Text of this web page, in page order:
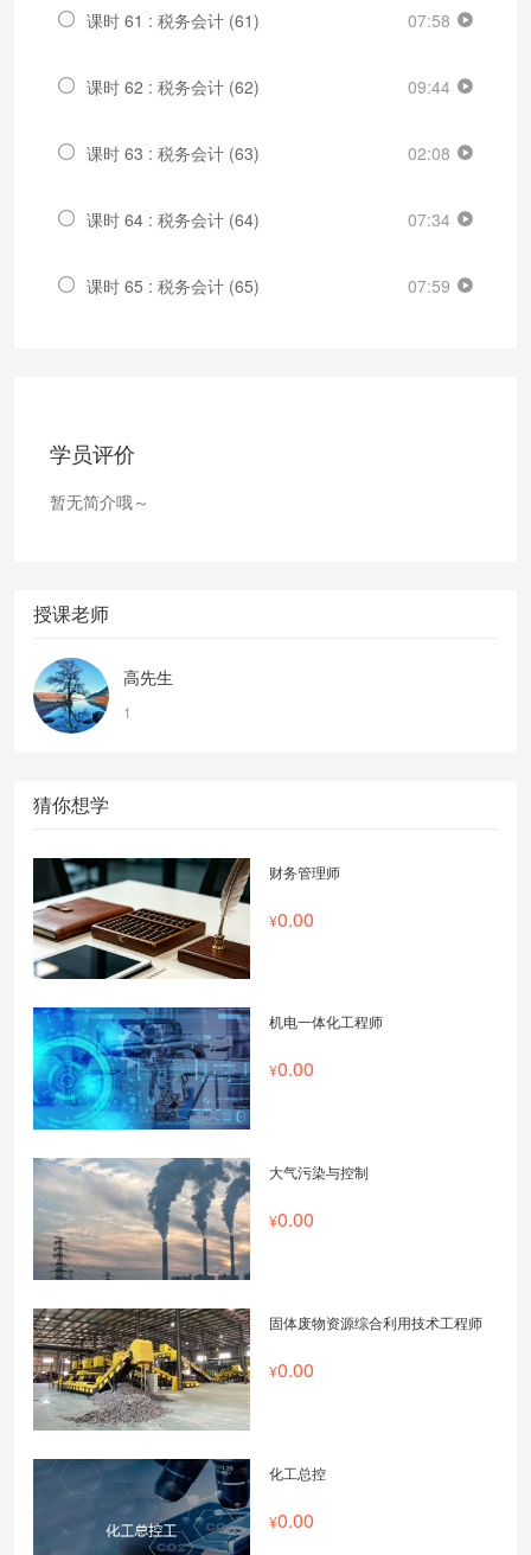
课时 61 : 税务会计 (61) 07:58
课时 62 : 税务会计 (62) 09:44
课时 63 : 税务会计 (63) 02:08
课时 64 : 税务会计 (64) 07:34
课时 65 : 税务会计 (65) 07:59
学员评价
暂无简介哦～
授课老师
高先生
1
猜你想学
财务管理师
0.00
机电一体化工程师
0.00
大气污染与控制
0.00
固体废物资源综合利用技术工程师
0.00
化工总控
0.00